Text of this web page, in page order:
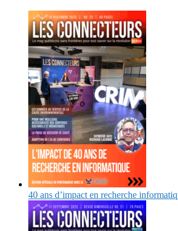
40 ans d’impact en recherche